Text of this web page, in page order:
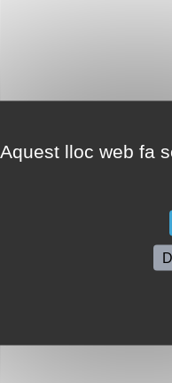
Aquest lloc web fa